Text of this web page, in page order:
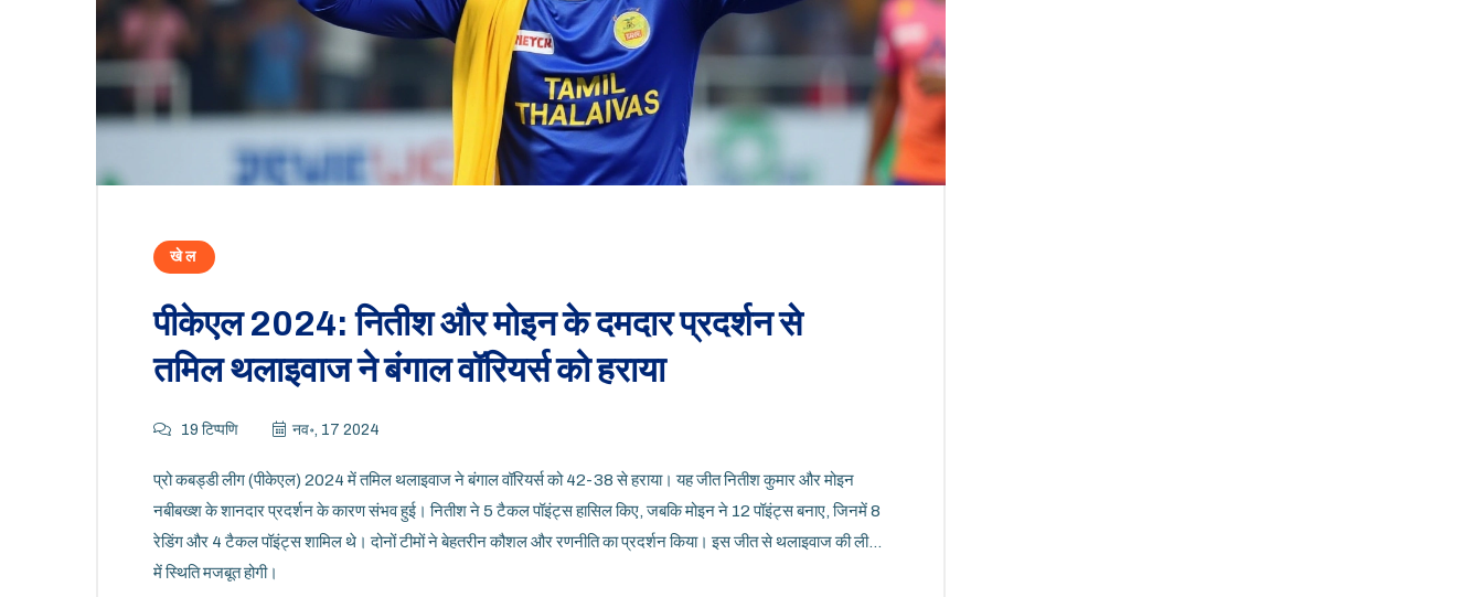
खेल
पीकेएल 2024: नितीश और मोइन के दमदार प्रदर्शन से
तमिल थलाइवाज ने बंगाल वॉरियर्स को हराया
19 टिप्पणि नव॰, 17 2024
प्रो कबड्डी लीग (पीकेएल) 2024 में तमिल थलाइवाज ने बंगाल वॉरियर्स को 42-38 से हराया। यह जीत नितीश कुमार और मोइन
नबीबख्श के शानदार प्रदर्शन के कारण संभव हुई। नितीश ने 5 टैकल पॉइंट्स हासिल किए, जबकि मोइन ने 12 पॉइंट्स बनाए, जिनमें 8
रेडिंग और 4 टैकल पॉइंट्स शामिल थे। दोनों टीमों ने बेहतरीन कौशल और रणनीति का प्रदर्शन किया। इस जीत से थलाइवाज की लीग
में स्थिति मजबूत होगी।